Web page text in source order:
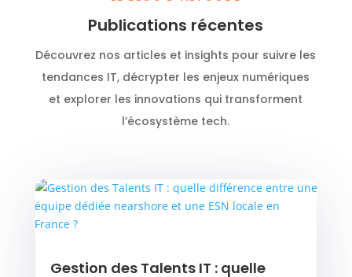
Publications récentes
Découvrez nos articles et insights pour suivre les
tendances IT, décrypter les enjeux numériques
et explorer les innovations qui transforment
l’écosystème tech.
Gestion des Talents IT : quelle